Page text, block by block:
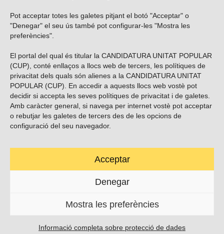
Pot acceptar totes les galetes pitjant el botó "Acceptar" o
"Denegar" el seu ús també pot configurar-les "Mostra les
preferències".
El portal del qual és titular la CANDIDATURA UNITAT POPULAR
(CUP), conté enllaços a llocs web de tercers, les polítiques de
privacitat dels quals són alienes a la CANDIDATURA UNITAT
POPULAR (CUP). En accedir a aquests llocs web vostè pot
decidir si accepta les seves polítiques de privacitat i de galetes.
Amb caràcter general, si navega per internet vostè pot acceptar
o rebutjar les galetes de tercers des de les opcions de
configuració del seu navegador.
Acceptar
Denegar
Mostra les preferències
Informació completa sobre protecció de dades
Vols subscriure’t al nostre butlletí?
ENVIAR
Troba’ns a les xarxes socials
Carrer Casp 180 (baixos), Barcelona.
contacte@cup.cat